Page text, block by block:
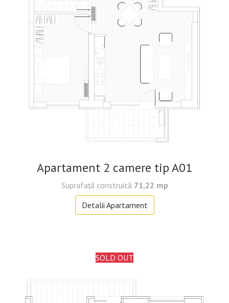
Apartament 2 camere tip A01
Suprafaţă construită 71,22 mp
Detalii Apartament
SOLD OUT